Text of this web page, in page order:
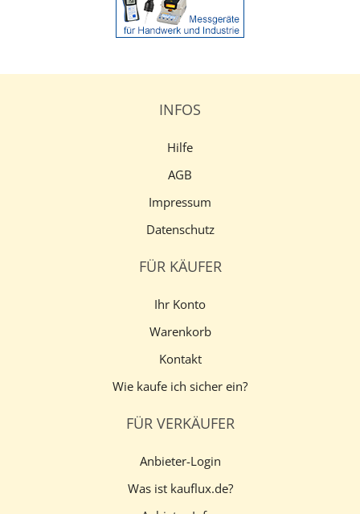
INFOS
Hilfe
AGB
Impressum
Datenschutz
FÜR KÄUFER
Ihr Konto
Warenkorb
Kontakt
Wie kaufe ich sicher ein?
FÜR VERKÄUFER
Anbieter-Login
Was ist kauflux.de?